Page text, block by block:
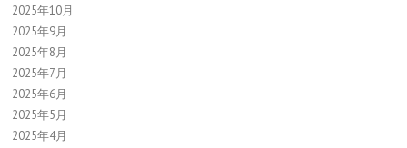
2025年10月
2025年9月
2025年8月
2025年7月
2025年6月
2025年5月
2025年4月